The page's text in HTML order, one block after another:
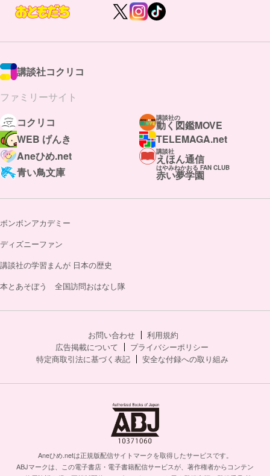
講談社コクリコ
ファミリーサイト
コクリコ
講談社の
動く図鑑MOVE
WEB げんき
TELEMAGA.net
Aneひめ.net
講談社
えほん通信
青い鳥文庫
はやみねかおる FAN CLUB
赤い夢学園
ボンボンアカデミー
ディズニーファン
講談社の学習まんが 日本の歴史
本とあそぼう 全国訪問おはなし隊
お問い合わせ
利用規約
広告掲載について
プライバシーポリシー
特定商取引法に基づく表記
安全な付録への取り組み
Aneひめ.netは正規版配信サイトマークを取得したサービスです。
ABJマークは、この電子書店・電子書籍配信サービスが、著作権者からコンテン